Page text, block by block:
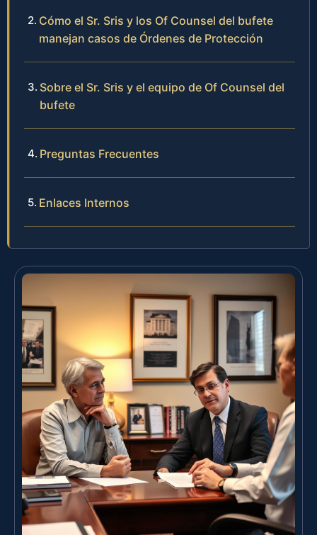
Cómo el Sr. Sris y los Of Counsel del bufete
manejan casos de Órdenes de Protección
Sobre el Sr. Sris y el equipo de Of Counsel del
bufete
Preguntas Frecuentes
Enlaces Internos